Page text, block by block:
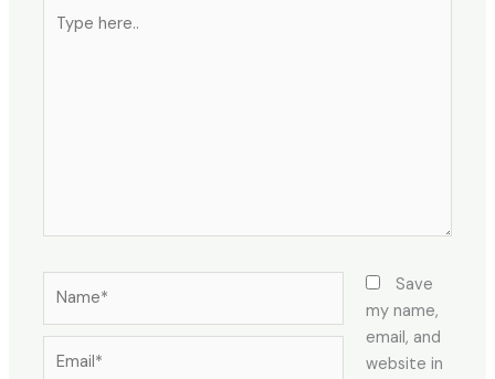
here..
Save
my name,
email, and
website in